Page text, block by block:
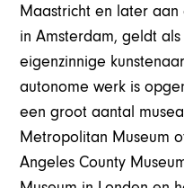
Maastricht en later
in Amsterdam, geldt
eigenzinnige
autonome werk is
een groot aantal
Metropolitan Museum
Angeles County